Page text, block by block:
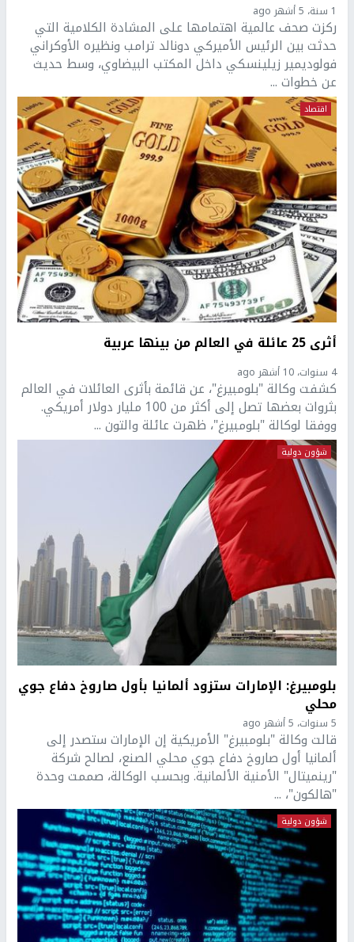
1 سنة، 5 أشهر ago
ركزت صحف عالمية اهتمامها على المشادة الكلامية التي
حدثت بين الرئيس الأميركي دونالد ترامب ونظيره الأوكراني
فولوديمير زيلينسكي داخل المكتب البيضاوي، وسط حديث
عن خطوات ...
اقتصاد
أثرى 25 عائلة في العالم من بينها عربية
4 سنوات، 10 أشهر ago
كشفت وكالة "بلومبيرغ"، عن قائمة بأثرى العائلات في العالم
بثروات بعضها تصل إلى أكثر من 100 مليار دولار أمريكي.
ووفقا لوكالة "بلومبيرغ"، ظهرت عائلة والتون ...
شؤون دولية
بلومبيرغ: الإمارات ستزود ألمانيا بأول صاروخ دفاع جوي
محلي
5 سنوات، 5 أشهر ago
قالت وكالة "بلومبيرغ" الأمريكية إن الإمارات ستصدر إلى
ألمانيا أول صاروخ دفاع جوي محلي الصنع، لصالح شركة
"رينميتال" الأمنية الألمانية. وبحسب الوكالة، صممت وحدة
"هالكون"، ...
شؤون دولية